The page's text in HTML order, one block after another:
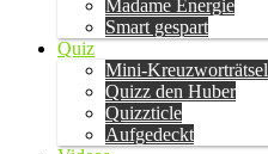
Madame Energie
Smart gespart
Quiz
Mini-Kreuzworträtsel
Quizz den Huber
Quizzticle
Aufgedeckt